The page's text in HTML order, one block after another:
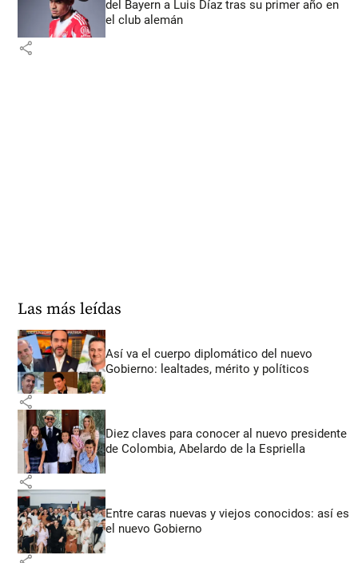
del Bayern a Luis Díaz tras su primer año en
el club alemán
share
Las más leídas
Así va el cuerpo diplomático del nuevo
Gobierno: lealtades, mérito y políticos
share
Diez claves para conocer al nuevo presidente
de Colombia, Abelardo de la Espriella
share
Entre caras nuevas y viejos conocidos: así es
el nuevo Gobierno